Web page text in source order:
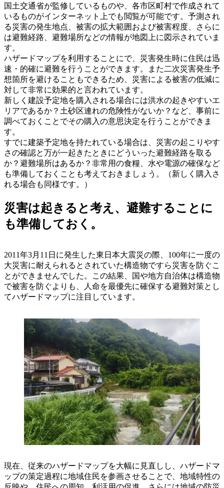
国土交通省が監修しているものや、各市区町村で作成されて
いるものがインターネット上でも閲覧が可能です。予測され
る災害の発生地点、被害の拡大範囲および被害程度、さらに
は避難経路、避難場所などの情報が地図上に図示されていま
す。
ハザードマップを利用することにで、災害発生時に住民は迅
速・的確に避難を行うことができます。また二次災害発生予
想箇所を避けることもできるため、災害による被害の低減に
対して非常に効果的と言われています。
新しく建設予定地を購入される場合には洪水の起きやすいエ
リアであるか？土砂区連れの危険性がないか？など、事前に
調べておくことでその購入の意思決定を行うことができま
す。
すでに建築予定地を持たれている場合は、災害の起こりやす
さの確認と万が一起きたときにどういった避難経路を取る
か？避難場所はあるか？非常用の食糧、水や電源の確保など
も準備しておくことも考えておきましょう。（新しく購入さ
れる場合も同様です。）
災害は起きると考え、避難することに
も準備しておく。
2011年3月11日に発生した東日本大震災の際、100年に一度の
大災害に耐えられるとされていた構造物ですら災害を防ぐこ
とができませんでした。この結果、国や地方自治体は構造物
で被害を防ぐよりも、人命を最優先に確保する避難対策とし
てハザードマップに注目しています。
現在、従来のハザードマップを大幅に見直しし、ハザードマ
ップの策定過程に地域住民を参画させることで、地域特性の